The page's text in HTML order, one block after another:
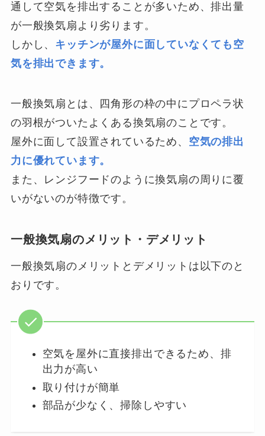
通して空気を排出することが多いため、排出量
が一般換気扇より劣ります。
しかし、 キッチンが屋外に面していなくても空
気を排出できます。
一般換気扇とは、四角形の枠の中にプロペラ状
の羽根がついたよくある換気扇のことです。
屋外に面して設置されているため、 空気の排出
力に優れています。
また、レンジフードのように換気扇の周りに覆
いがないのが特徴です。
一般換気扇のメリット・デメリット
一般換気扇のメリットとデメリットは以下のと
おりです。
空気を屋外に直接排出できるため、排
出力が高い
取り付けが簡単
部品が少なく、掃除しやすい